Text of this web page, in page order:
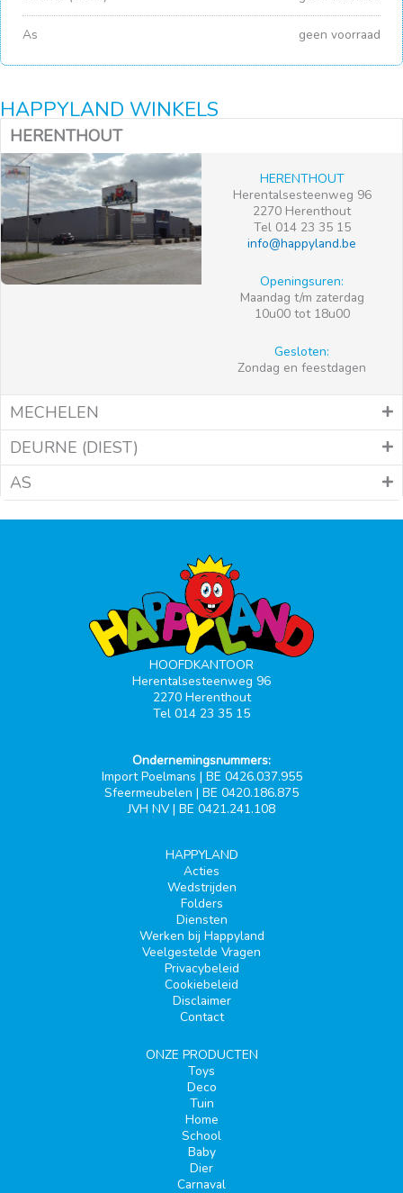
As geen voorraad
HAPPYLAND WINKELS
HERENTHOUT
HERENTHOUT
Herentalsesteenweg 96
2270 Herenthout
Tel 014 23 35 15
info@happyland.be
Openingsuren:
Maandag t/m zaterdag
10u00 tot 18u00
Gesloten:
Zondag en feestdagen
MECHELEN
DEURNE (DIEST)
AS
HOOFDKANTOOR
Herentalsesteenweg 96
2270 Herenthout
Tel 014 23 35 15
Ondernemingsnummers:
Import Poelmans | BE 0426.037.955
Sfeermeubelen | BE 0420.186.875
JVH NV | BE 0421.241.108
HAPPYLAND
Acties
Wedstrijden
Folders
Diensten
Werken bij Happyland
Veelgestelde Vragen
Privacybeleid
Cookiebeleid
Disclaimer
Contact
ONZE PRODUCTEN
Toys
Deco
Tuin
Home
School
Baby
Dier
Carnaval